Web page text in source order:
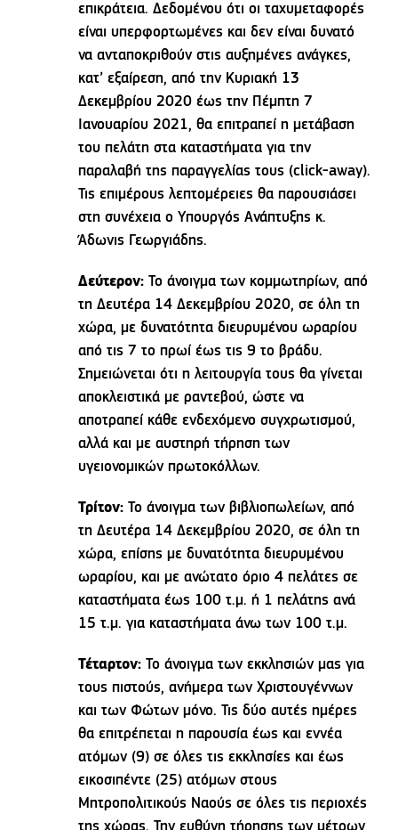
επικράτεια. Δεδομένου ότι οι ταχυμεταφορές
είναι υπερφορτωμένες και δεν είναι δυνατό
να ανταποκριθούν στις αυξημένες ανάγκες,
κατ’ εξαίρεση, από την Κυριακή 13
Δεκεμβρίου 2020 έως την Πέμπτη 7
Ιανουαρίου 2021, θα επιτραπεί η μετάβαση
του πελάτη στα καταστήματα για την
παραλαβή της παραγγελίας τους (click-away).
Τις επιμέρους λεπτομέρειες θα παρουσιάσει
στη συνέχεια ο Υπουργός Ανάπτυξης κ.
Άδωνις Γεωργιάδης.
Δεύτερον: Το άνοιγμα των κομμωτηρίων, από
τη Δευτέρα 14 Δεκεμβρίου 2020, σε όλη τη
χώρα, με δυνατότητα διευρυμένου ωραρίου
από τις 7 το πρωί έως τις 9 το βράδυ.
Σημειώνεται ότι η λειτουργία τους θα γίνεται
αποκλειστικά με ραντεβού, ώστε να
αποτραπεί κάθε ενδεχόμενο συγχρωτισμού,
αλλά και με αυστηρή τήρηση των
υγειονομικών πρωτοκόλλων.
Τρίτον: Το άνοιγμα των βιβλιοπωλείων, από
τη Δευτέρα 14 Δεκεμβρίου 2020, σε όλη τη
χώρα, επίσης με δυνατότητα διευρυμένου
ωραρίου, και με ανώτατο όριο 4 πελάτες σε
καταστήματα έως 100 τ.μ. ή 1 πελάτης ανά
15 τ.μ. για καταστήματα άνω των 100 τ.μ.
Τέταρτον: Το άνοιγμα των εκκλησιών μας για
τους πιστούς, ανήμερα των Χριστουγέννων
και των Φώτων μόνο. Τις δύο αυτές ημέρες
θα επιτρέπεται η παρουσία έως και εννέα
ατόμων (9) σε όλες τις εκκλησίες και έως
εικοσιπέντε (25) ατόμων στους
Μητροπολιτικούς Ναούς σε όλες τις περιοχές
της χώρας. Την ευθύνη τήρησης των μέτρων